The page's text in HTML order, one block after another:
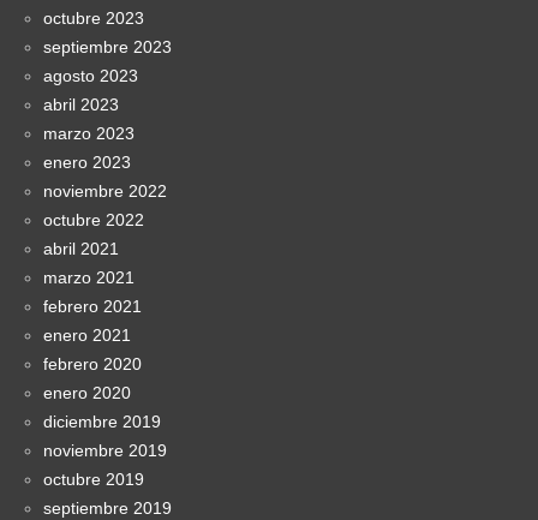
octubre 2023
septiembre 2023
agosto 2023
abril 2023
marzo 2023
enero 2023
noviembre 2022
octubre 2022
abril 2021
marzo 2021
febrero 2021
enero 2021
febrero 2020
enero 2020
diciembre 2019
noviembre 2019
octubre 2019
septiembre 2019